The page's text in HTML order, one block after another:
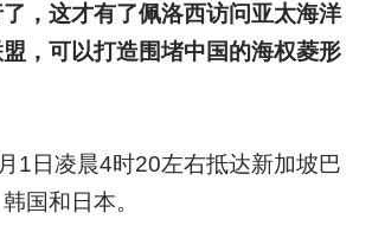
，这才有了佩洛西访问亚太海洋
，可以打造围堵中国的海权菱形
1日凌晨4时20左右抵达新加坡巴
国和日本。